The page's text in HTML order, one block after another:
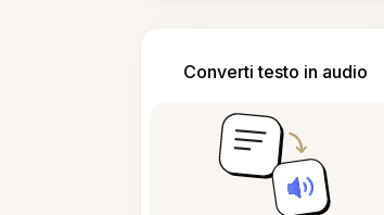
Converti testo in audio